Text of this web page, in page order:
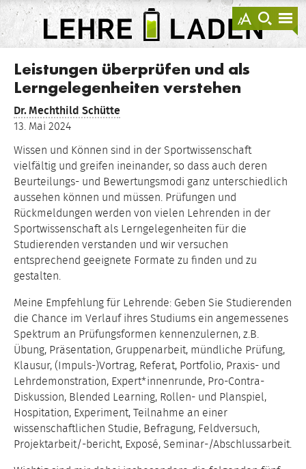
anzeigen
zur
Suche
LEHRE
LADEN
Leistungen überprüfen und als
Lerngelegenheiten verstehen
Dr.Mechthild Schütte
13. Mai 2024
Wissen und Können sind in der Sportwissenschaft
vielfältig und greifen ineinander, so dass auch deren
Beurteilungs- und Bewertungsmodi ganz unterschiedlich
aussehen können und müssen. Prüfungen und
Rückmeldungen werden von vielen Lehrenden in der
Sportwissenschaft als Lerngelegenheiten für die
Studierenden verstanden und wir versuchen
entsprechend geeignete Formate zu finden und zu
gestalten.
Meine Empfehlung für Lehrende: Geben Sie Studierenden
die Chance im Verlauf ihres Studiums ein angemessenes
Spektrum an Prüfungsformen kennenzulernen, z.B.
Übung, Präsentation, Gruppenarbeit, mündliche Prüfung,
Klausur, (Impuls-)Vortrag, Referat, Portfolio, Praxis- und
Lehrdemonstration, Expert*innenrunde, Pro-Contra-
Diskussion, Blended Learning, Rollen- und Planspiel,
Hospitation, Experiment, Teilnahme an einer
wissenschaftlichen Studie, Befragung, Feldversuch,
Projektarbeit/-bericht, Exposé, Seminar-/Abschlussarbeit.